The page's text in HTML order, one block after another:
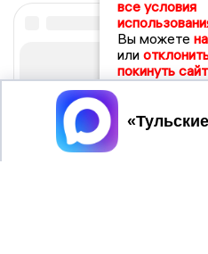
все условия
Вы можете
или
покинуть сайт
Принять